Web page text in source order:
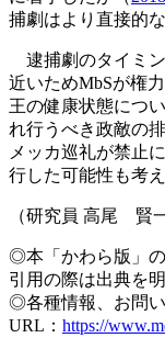
捕劇はより直接的
逮捕劇のタイミ
近いためMbSが権
王の健康状態につ
れ行うべき政敵の
メッカ巡礼が禁止
行した可能性も考え
（研究員 高尾 賢
◎本「かわら版」の
引用の際は出典を
◎各種情報、お問い
URL： https://